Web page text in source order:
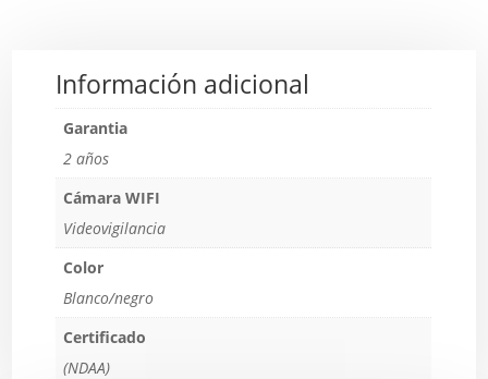
Información adicional
Garantia
2 años
Cámara WIFI
Videovigilancia
Color
Blanco/negro
Certificado
(NDAA)